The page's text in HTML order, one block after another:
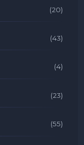
(20)
(43)
(4)
(23)
(55)